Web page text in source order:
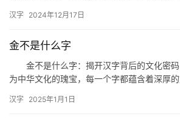
中…
汉字 2024年12月17日
金不是什么字
金不是什么字：揭开汉字背后的文化
为中华文化的瑰宝，每一个字都蕴含着深厚
来那么…
汉字 2025年1月1日